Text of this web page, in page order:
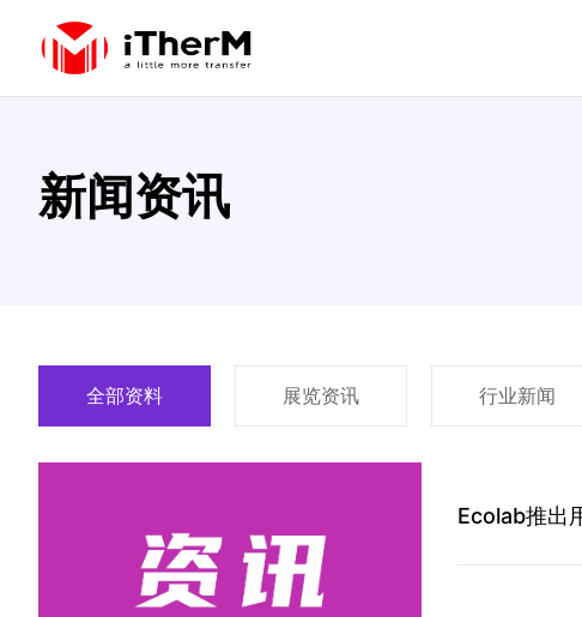
新闻资讯
全部资料 展览资讯 行业新闻
Ecolab推出